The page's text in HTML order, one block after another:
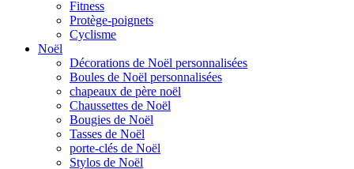
Fitness
Protège-poignets
Cyclisme
Noël
Décorations de Noël personnalisées
Boules de Noël personnalisées
chapeaux de père noël
Chaussettes de Noël
Bougies de Noël
Tasses de Noël
porte-clés de Noël
Stylos de Noël